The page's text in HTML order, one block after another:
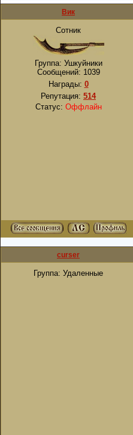
Вик
Сотник
Группа: Ушкуйники
Сообщений: 1039
Награды: 0
Репутация: 514
Статус: Оффлайн
curser
Группа: Удаленные